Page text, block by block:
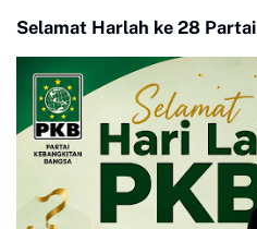
Selamat Harlah ke 28